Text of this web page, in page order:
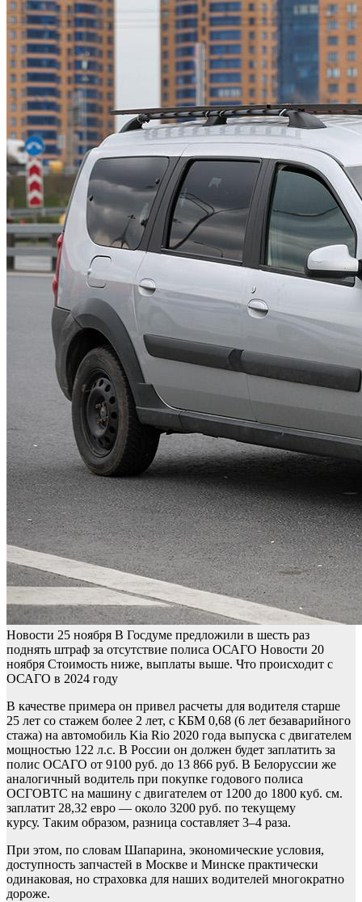
Новости 25 ноября В Госдуме предложили в шесть раз
поднять штраф за отсутствие полиса ОСАГО Новости 20
ноября Стоимость ниже, выплаты выше. Что происходит с
ОСАГО в 2024 году
В качестве примера он привел расчеты для водителя старше
25 лет со стажем более 2 лет, с КБМ 0,68 (6 лет безаварийного
стажа) на автомобиль Kia Rio 2020 года выпуска с двигателем
мощностью 122 л.с. В России он должен будет заплатить за
полис ОСАГО от 9100 руб. до 13 866 руб. В Белоруссии же
аналогичный водитель при покупке годового полиса
ОСГОВТС на машину с двигателем от 1200 до 1800 куб. см.
заплатит 28,32 евро — около 3200 руб. по текущему
курсу. Таким образом, разница составляет 3–4 раза.
При этом, по словам Шапарина, экономические условия,
доступность запчастей в Москве и Минске практически
одинаковая, но страховка для наших водителей многократно
дороже.